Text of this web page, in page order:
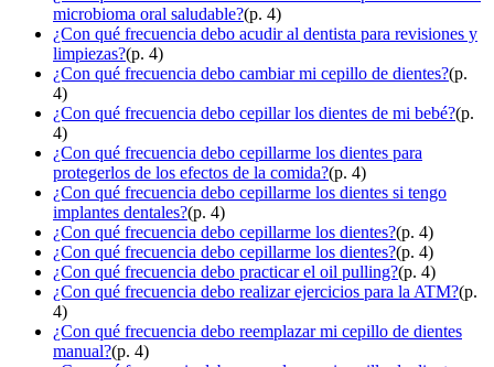
microbioma oral saludable?(p. 4)
¿Con qué frecuencia debo acudir al dentista para revisiones y
limpiezas?(p. 4)
¿Con qué frecuencia debo cambiar mi cepillo de dientes?(p.
4)
¿Con qué frecuencia debo cepillar los dientes de mi bebé?(p.
4)
¿Con qué frecuencia debo cepillarme los dientes para
protegerlos de los efectos de la comida?(p. 4)
¿Con qué frecuencia debo cepillarme los dientes si tengo
implantes dentales?(p. 4)
¿Con qué frecuencia debo cepillarme los dientes?(p. 4)
¿Con qué frecuencia debo cepillarme los dientes?(p. 4)
¿Con qué frecuencia debo practicar el oil pulling?(p. 4)
¿Con qué frecuencia debo realizar ejercicios para la ATM?(p.
4)
¿Con qué frecuencia debo reemplazar mi cepillo de dientes
manual?(p. 4)